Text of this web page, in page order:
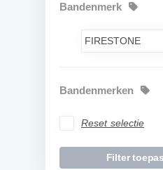
Bandenmerk
Bandenmerken
Reset selectie